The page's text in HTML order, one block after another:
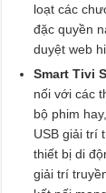
loạt các
đặc quyền
duyệt web
Smart Tivi
nối với các
bộ phim
USB giải trí
thiết bị di
giải trí